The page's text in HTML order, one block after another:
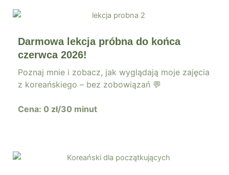
Darmowa lekcja próbna do końca
czerwca 2026!
Poznaj mnie i zobacz, jak wyglądają moje zajęcia
z koreańskiego – bez zobowiązań 💬
Cena: 0 zł/30 minut